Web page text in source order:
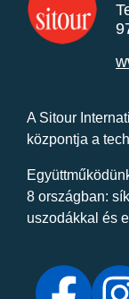
A Sitour
központja a
8 országban:
uszodákkal és